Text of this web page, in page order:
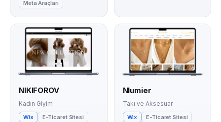
Meta Araçları
NIKIFOROV
Kadın Giyim
Wix E-Ticaret Sitesi
Nlumier
Takı ve Aksesuar
Wix E-Ticaret Sitesi